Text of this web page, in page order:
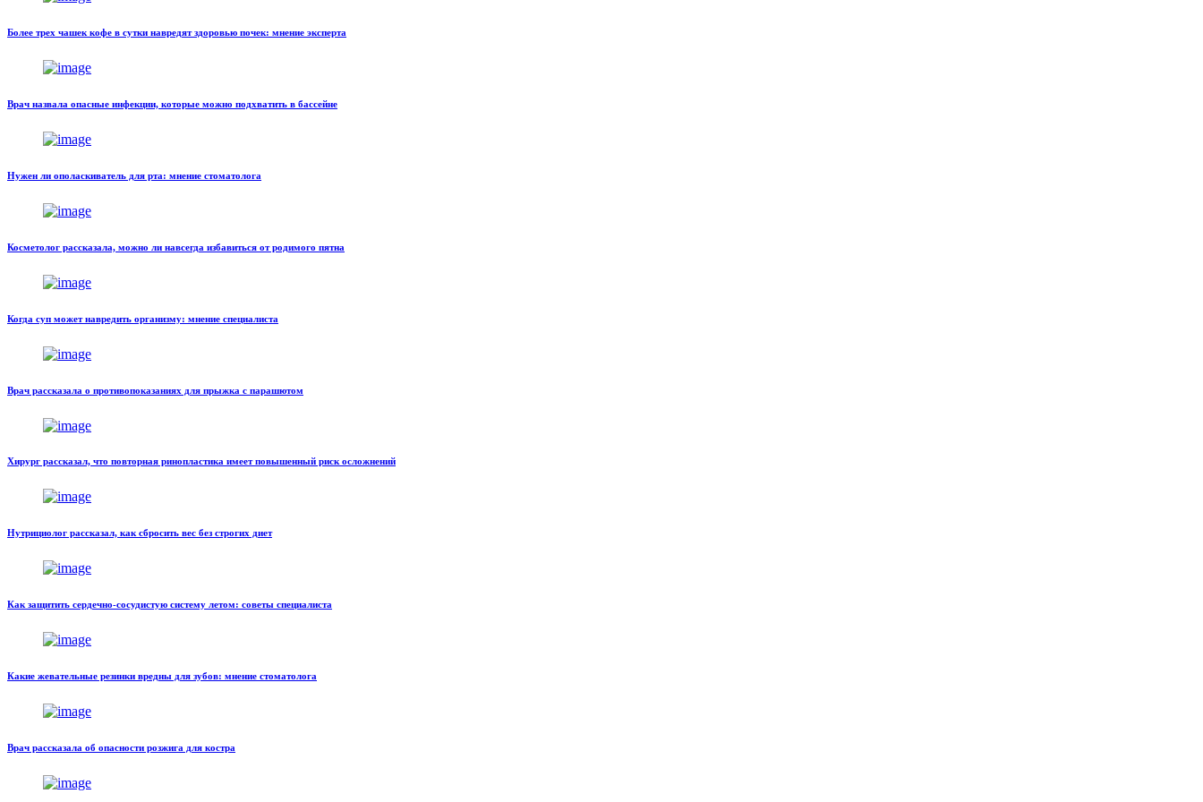
Более трех чашек кофе в сутки навредят здоровью почек: мнение эксперта
Врач назвала опасные инфекции, которые можно подхватить в бассейне
Нужен ли ополаскиватель для рта: мнение стоматолога
Косметолог рассказала, можно ли навсегда избавиться от родимого пятна
Когда суп может навредить организму: мнение специалиста
Врач рассказала о противопоказаниях для прыжка с парашютом
Хирург рассказал, что повторная ринопластика имеет повышенный риск осложнений
Нутрициолог рассказал, как сбросить вес без строгих диет
Как защитить сердечно-сосудистую систему летом: советы специалиста
Какие жевательные резинки вредны для зубов: мнение стоматолога
Врач рассказала об опасности розжига для костра